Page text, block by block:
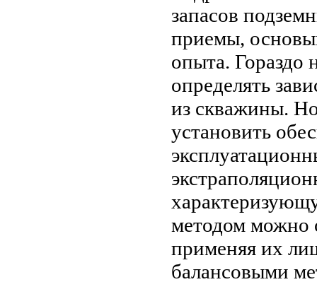
запасов
приемы,
опыта. Гораздо
определять
из скважины.
установить
методом можно
применяя их
балансовыми